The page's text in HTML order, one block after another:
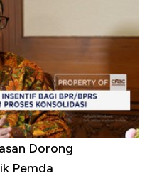
Dorong
Pemda